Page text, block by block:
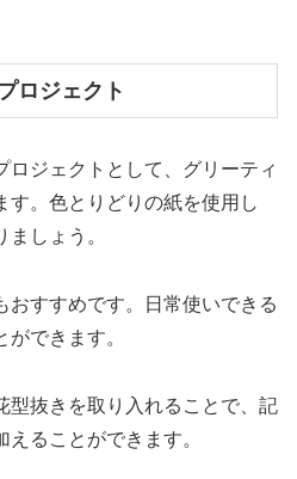
ロジェクト
ロジェクトとして、グリーティ
す。色とりどりの紙を使用し
しょう。
おすすめです。日常使いできる
できます。
型抜きを取り入れることで、記
ることができます。